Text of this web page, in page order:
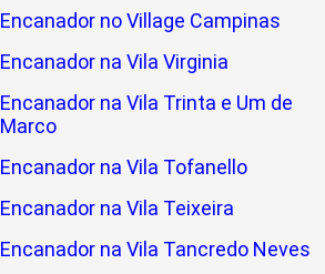
Encanador no Village Campinas
Encanador na Vila Virginia
Encanador na Vila Trinta e Um de
Marco
Encanador na Vila Tofanello
Encanador na Vila Teixeira
Encanador na Vila Tancredo Neves